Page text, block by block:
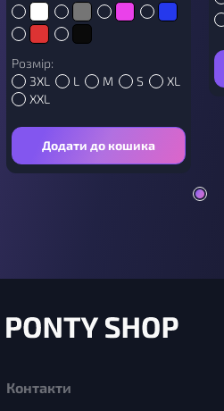
Розмір:
3XL
L M S
XL
XXL
Додати до кошика
Контакти